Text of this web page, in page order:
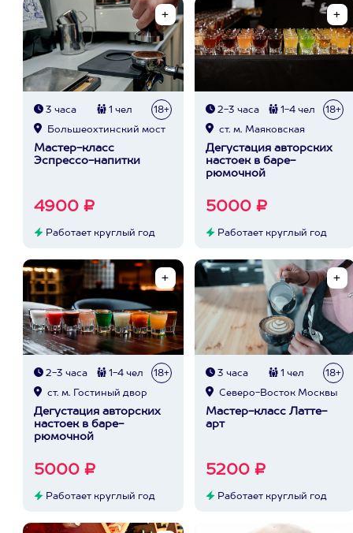
3 часа 1 чел 18+
Большеохтинский мост
Мастер-класс
Эспрессо-напитки
4900 ₽
Работает круглый год
2-3 часа 1-4 чел 18+
ст. м. Маяковская
Дегустация авторских
настоек в баре-
рюмочной
5000 ₽
Работает круглый год
2-3 часа 1-4 чел 18+
ст. м. Гостиный двор
Дегустация авторских
настоек в баре-
рюмочной
5000 ₽
Работает круглый год
3 часа 1 чел 18+
Северо-Восток Москвы
Мастер-класс Латте-
арт
5200 ₽
Работает круглый год